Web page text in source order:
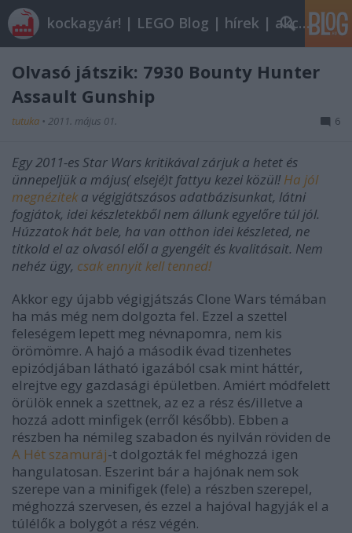
kockagyár! | LEGO Blog | hírek | akciók |
Olvasó játszik: 7930 Bounty Hunter
Assault Gunship
tutuka • 2011. május 01. 6
Egy 2011-es Star Wars kritikával zárjuk a hetet és
ünnepeljük a május( elsejé)t fattyu kezei közül!Ha jól
megnézitek a végigjátszásos adatbázisunkat, látni
fogjátok, idei készletekből nem állunk egyelőre túl jól.
Húzzatok hát bele, ha van otthon idei készleted, ne
titkold el az olvasól elől a gyengéit és kvalitásait. Nem
nehéz ügy, csak ennyit kell tenned!
Akkor egy újabb végigjátszás Clone Wars témában
ha más még nem dolgozta fel. Ezzel a szettel
feleségem lepett meg névnapomra, nem kis
örömömre. A hajó a második évad tizenhetes
epizódjában látható igazából csak mint háttér,
elrejtve egy gazdasági épületben. Amiért módfelett
örülök ennek a szettnek, az ez a rész és/illetve a
hozzá adott minfigek (erről később). Ebben a
részben ha némileg szabadon és nyilván röviden de
A Hét szamuráj-t dolgozták fel méghozzá igen
hangulatosan. Eszerint bár a hajónak nem sok
szerepe van a minifigek (fele) a részben szerepel,
méghozzá szervesen, és ezzel a hajóval hagyják el a
túlélők a bolygót a rész végén.